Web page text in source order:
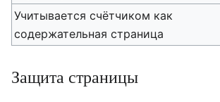
Учитывается счётчиком как
содержательная страница
Защита страницы